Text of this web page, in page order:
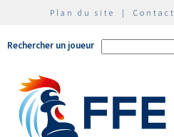
Plan du site | Contact
Rechercher un joueur